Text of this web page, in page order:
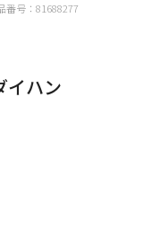
イハン
番号： 81688277